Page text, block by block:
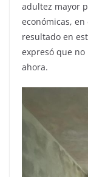
adultez mayor
económicas,
resultado en
expresó que
ahora.